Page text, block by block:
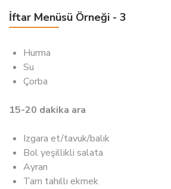
İftar Menüsü Örneği - 3
Hurma
Su
Çorba
15-20 dakika ara
Izgara et/tavuk/balık
Bol yeşillikli salata
Ayran
Tam tahıllı ekmek